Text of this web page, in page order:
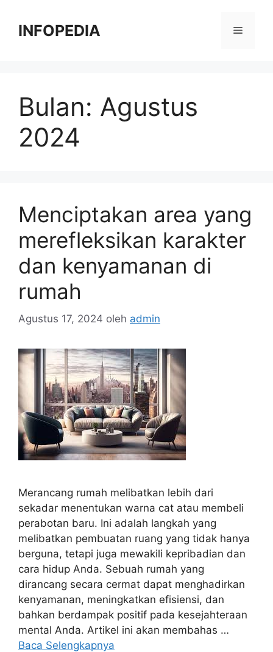
INFOPEDIA Menu
Bulan: Agustus
2024
Menciptakan area yang
merefleksikan karakter
dan kenyamanan di
rumah
Agustus 17, 2024 oleh admin
Merancang rumah melibatkan lebih dari
sekadar menentukan warna cat atau membeli
perabotan baru. Ini adalah langkah yang
melibatkan pembuatan ruang yang tidak hanya
berguna, tetapi juga mewakili kepribadian dan
cara hidup Anda. Sebuah rumah yang
dirancang secara cermat dapat menghadirkan
kenyamanan, meningkatkan efisiensi, dan
bahkan berdampak positif pada kesejahteraan
mental Anda. Artikel ini akan membahas …
Baca Selengkapnya